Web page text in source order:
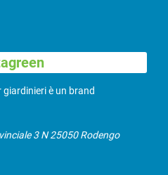
giardinieri è un brand
3 N 25050 Rodengo